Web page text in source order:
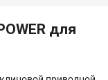
для